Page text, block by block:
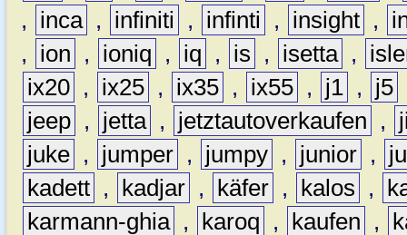
,
inca , infiniti , infinti , insight ,
,
ion , ioniq , iq , is , isetta ,
ix20 , ix25 , ix35 , ix55 , j1 , j5
jeep , jetta , jetztautoverkaufen ,
juke , jumper , jumpy , junior ,
kadett , kadjar , käfer , kalos ,
karmann-ghia , karoq , kaufen ,